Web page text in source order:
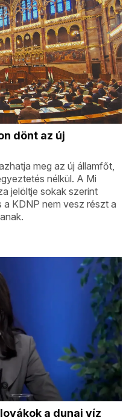
dönt az új
meg az új államfőt,
nélkül. A Mi
jelöltje sokak szerint
a KDNP nem vesz részt a
a dunai víz